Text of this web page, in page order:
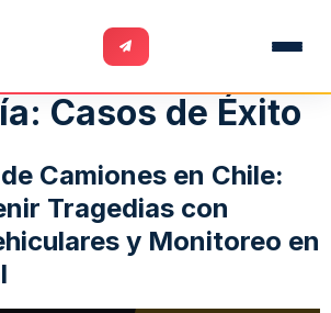
Casos de Éxito
Camiones en Chile:
Tragedias con
y Monitoreo en